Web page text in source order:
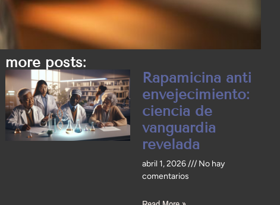
more posts:
Rapamicina anti
envejecimiento:
ciencia de
vanguardia
revelada
abril 1, 2026
No hay
comentarios